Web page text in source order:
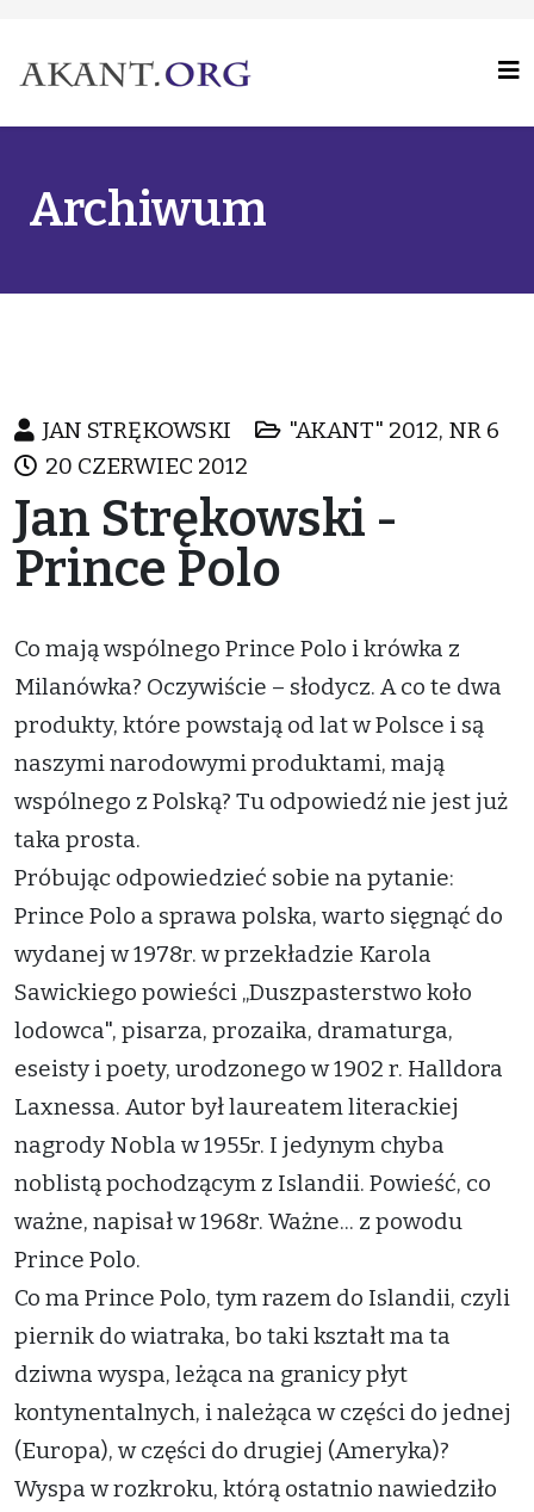
Archiwum
JAN STRĘKOWSKI
"AKANT" 2012, NR 6
20 CZERWIEC 2012
Jan Strękowski -
Prince Polo
Co mają wspólnego Prince Polo i krówka z
Milanówka? Oczywiście – słodycz. A co te dwa
produkty, które powstają od lat w Polsce i są
naszymi narodowymi produktami, mają
wspólnego z Polską? Tu odpowiedź nie jest już
taka prosta.
Próbując odpowiedzieć sobie na pytanie:
Prince Polo a sprawa polska, warto sięgnąć do
wydanej w 1978r. w przekładzie Karola
Sawickiego powieści „Duszpasterstwo koło
lodowca", pisarza, prozaika, dramaturga,
eseisty i poety, urodzonego w 1902 r. Halldora
Laxnessa. Autor był laureatem literackiej
nagrody Nobla w 1955r. I jedynym chyba
noblistą pochodzącym z Islandii. Powieść, co
ważne, napisał w 1968r. Ważne... z powodu
Prince Polo.
Co ma Prince Polo, tym razem do Islandii, czyli
piernik do wiatraka, bo taki kształt ma ta
dziwna wyspa, leżąca na granicy płyt
kontynentalnych, i należąca w części do jednej
(Europa), w części do drugiej (Ameryka)?
Wyspa w rozkroku, którą ostatnio nawiedziło